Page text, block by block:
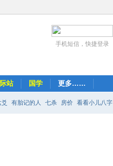
手机短信，快捷登录
站 国学 更多……
有胎记的人 七杀 房价 看看小儿八字